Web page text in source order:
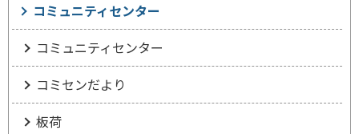
コミュニティセンター
コミュニティセンター
コミセンだより
板荷